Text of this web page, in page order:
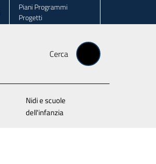
Piani Programmi
Progetti
Cerca
Nidi e scuole
dell'infanzia